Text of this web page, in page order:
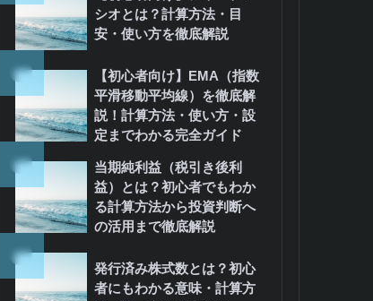
シオとは？計算方法・目
安・使い方を徹底解説
2
【初心者向け】EMA（指数
平滑移動平均線）を徹底解
説！計算方法・使い方・設
定までわかる完全ガイド
3
当期純利益（税引き後利
益）とは？初心者でもわか
る計算方法から投資判断へ
の活用まで徹底解説
4
発行済み株式数とは？初心
者にもわかる意味・計算方